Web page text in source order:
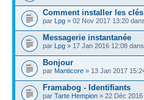
Comment installer les
par Lpg » 02 Nov 2017 13:20 dans
Messagerie instantanée
par Lpg » 17 Jan 2016 12:08 dans
Bonjour
par Manticore » 13 Jan 2017
Framabog - Identifiants
par Tarte Hempion » 22 Déc